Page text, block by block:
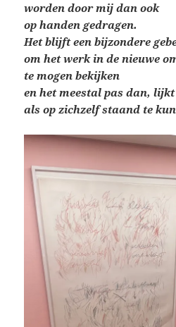
worden door mij dan ook
op handen gedragen.
Het blijft een bijzondere
om het werk in de nieuwe
te mogen bekijken
en het meestal pas dan, lijkt
als op zichzelf staand te